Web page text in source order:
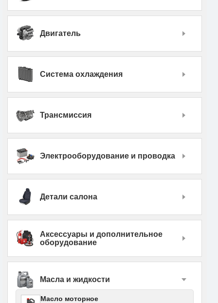
Двигатель
Система охлаждения
Трансмиссия
Электрооборудование и проводка
Детали салона
Аксессуары и дополнительное
оборудование
Масла и жидкости
Масло моторное